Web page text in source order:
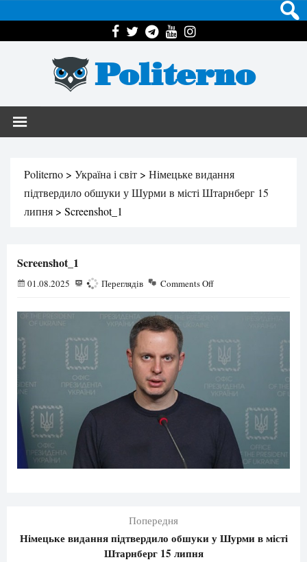
Politerno
Politerno > Україна і світ > Німецьке видання
підтвердило обшуки у Шурми в місті Штарнберг 15
липня > Screenshot_1
Screenshot_1
01.08.2025 262 Переглядів Comments Off
Попередня
Німецьке видання підтвердило обшуки у Шурми в місті
Штарнберг 15 липня